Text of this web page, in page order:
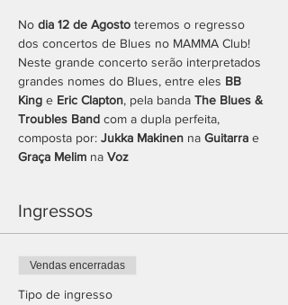
No dia 12 de Agosto teremos o regresso
dos concertos de Blues no MAMMA Club!
Neste grande concerto serão interpretados
grandes nomes do Blues, entre eles BB
King e Eric Clapton, pela banda The Blues &
Troubles Band com a dupla perfeita,
composta por: Jukka Makinen na Guitarra e
Graça Melim na Voz
Ingressos
Vendas encerradas
Tipo de ingresso